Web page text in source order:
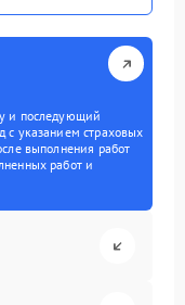
и последующий
с указанием страховых
выполнения работ
работ и